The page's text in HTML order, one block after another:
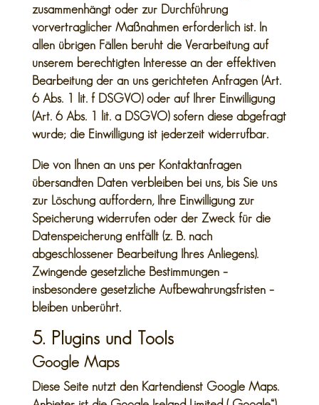
zusammenhängt oder zur Durchführung
vorvertraglicher Maßnahmen erforderlich ist. In
allen übrigen Fällen beruht die Verarbeitung auf
unserem berechtigten Interesse an der effektiven
Bearbeitung der an uns gerichteten Anfragen (Art.
6 Abs. 1 lit. f DSGVO) oder auf Ihrer Einwilligung
(Art. 6 Abs. 1 lit. a DSGVO) sofern diese abgefragt
wurde; die Einwilligung ist jederzeit widerrufbar.
Die von Ihnen an uns per Kontaktanfragen
übersandten Daten verbleiben bei uns, bis Sie uns
zur Löschung auffordern, Ihre Einwilligung zur
Speicherung widerrufen oder der Zweck für die
Datenspeicherung entfällt (z. B. nach
abgeschlossener Bearbeitung Ihres Anliegens).
Zwingende gesetzliche Bestimmungen –
insbesondere gesetzliche Aufbewahrungsfristen –
bleiben unberührt.
5. Plugins und Tools
Google Maps
Diese Seite nutzt den Kartendienst Google Maps.